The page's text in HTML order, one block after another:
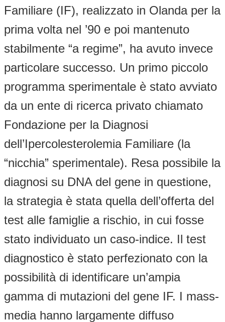
Familiare (IF), realizzato in Olanda per la
prima volta nel ’90 e poi mantenuto
stabilmente “a regime”, ha avuto invece
particolare successo. Un primo piccolo
programma sperimentale è stato avviato
da un ente di ricerca privato chiamato
Fondazione per la Diagnosi
dell’Ipercolesterolemia Familiare (la
“nicchia” sperimentale). Resa possibile la
diagnosi su DNA del gene in questione,
la strategia è stata quella dell’offerta del
test alle famiglie a rischio, in cui fosse
stato individuato un caso-indice. Il test
diagnostico è stato perfezionato con la
possibilità di identificare un’ampia
gamma di mutazioni del gene IF. I mass-
media hanno largamente diffuso